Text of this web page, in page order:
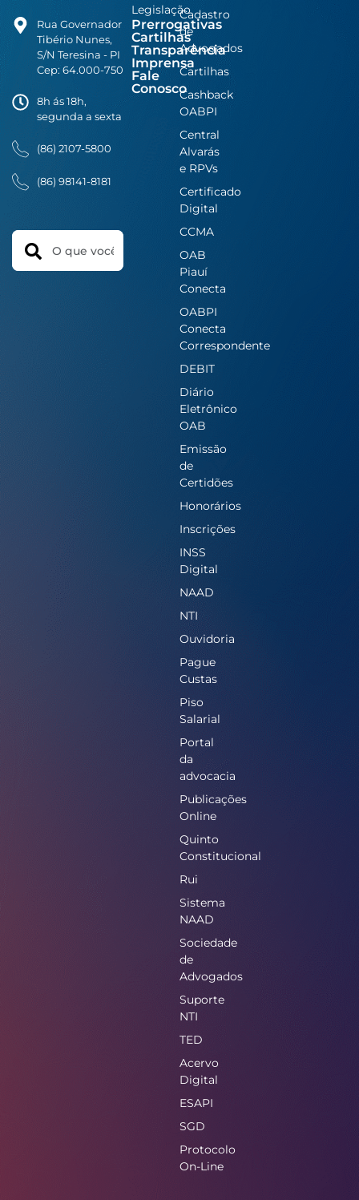
Rua Governador
Tibério Nunes,
S/N Teresina - PI
Cep: 64.000-750
8h ás 18h,
segunda a sexta
(86) 2107-5800
(86) 98141-8181
Search
Legislação
Prerrogativas
Cartilhas
Transparência
Imprensa
Fale
Conosco
Cadastro
de
Advogados
Cartilhas
Cashback
OABPI
Central
Alvarás
e RPVs
Certificado
Digital
CCMA
OAB
Piauí
Conecta
OABPI
Conecta
Correspondente
DEBIT
Diário
Eletrônico
OAB
Emissão
de
Certidões
Honorários
Inscrições
INSS
Digital
NAAD
NTI
Ouvidoria
Pague
Custas
Piso
Salarial
Portal
da
advocacia
Publicações
Online
Quinto
Constitucional
Rui
Sistema
NAAD
Sociedade
de
Advogados
Suporte
NTI
TED
Acervo
Digital
ESAPI
SGD
Protocolo
On-Line